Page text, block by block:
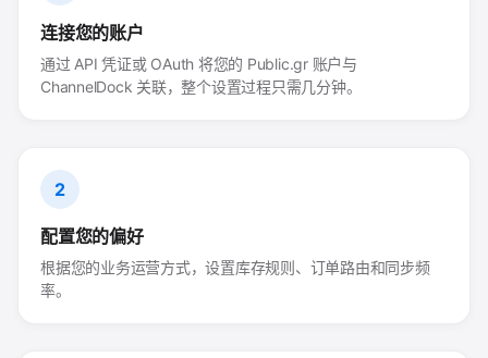
连接您的账户
通过 API 凭证或 OAuth 将您的 Public.gr 账户与
ChannelDock 关联，整个设置过程只需几分钟。
2
配置您的偏好
根据您的业务运营方式，设置库存规则、订单路由和同步频
率。